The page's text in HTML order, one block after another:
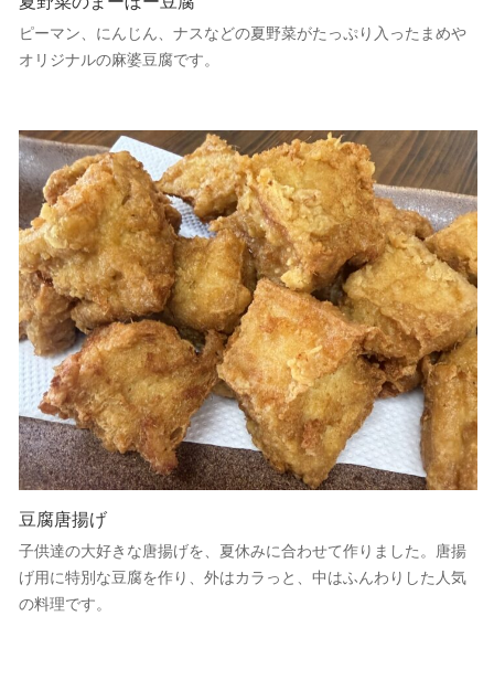
ピーマン、にんじん、ナスなどの夏野菜がたっぷり入ったまめや
オリジナルの麻婆豆腐です。
豆腐唐揚げ
子供達の大好きな唐揚げを、夏休みに合わせて作りました。唐揚
げ用に特別な豆腐を作り、外はカラっと、中はふんわりした人気
の料理です。